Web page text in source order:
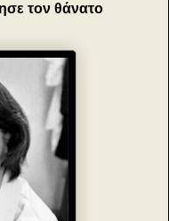
τον θάνατο